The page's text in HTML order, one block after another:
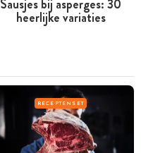
Sausjes bij asperges: 30
heerlijke variaties
RECEPTENSET